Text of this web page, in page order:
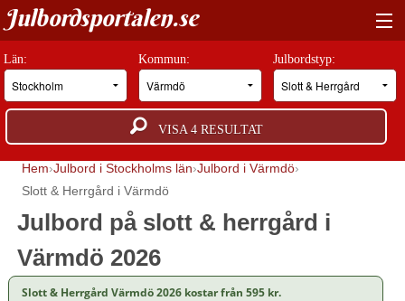
Julbordsportalen.se
HITTA RÄTT JULBORD
BOKNINGSFÖRFRÅGAN
GUIDER
JULBORDSMILJÖER
OM OSS
ANNONSERA
Län: Kommun: Julbordstyp:
VISA 4RESULTAT
Hem Julbord i Stockholms län Julbord i Värmdö
Slott & Herrgård i Värmdö
Julbord på slott & herrgård i
Värmdö 2026
Slott & Herrgård Värmdö 2026 kostar från 595 kr.